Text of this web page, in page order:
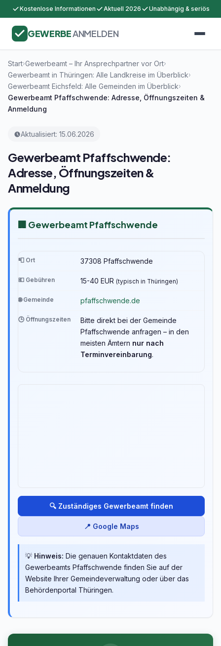
Kostenlose Informationen Aktuell 2026 Unabhängig & seriös
GEWERBEANMELDEN
Start›Gewerbeamt – Ihr Ansprechpartner vor Ort›
Gewerbeamt in Thüringen: Alle Landkreise im Überblick›
Gewerbeamt Eichsfeld: Alle Gemeinden im Überblick›
Gewerbeamt Pfaffschwende: Adresse, Öffnungszeiten &
Anmeldung
Aktualisiert: 15.06.2026
Gewerbeamt Pfaffschwende:
Adresse, Öffnungszeiten &
Anmeldung
🏢 Gewerbeamt Pfaffschwende
📮 Ort 37308 Pfaffschwende
💶 Gebühren 15-40 EUR (typisch in Thüringen)
🌐 Gemeinde pfaffschwende.de
🕒 Öffnungszeiten
Bitte direkt bei der Gemeinde
Pfaffschwende anfragen – in den
meisten Ämtern nur nach
Terminvereinbarung.
🔍 Zuständiges Gewerbeamt finden
📍 Google Maps
💡 Hinweis: Die genauen Kontaktdaten des
Gewerbeamts Pfaffschwende finden Sie auf der
Website Ihrer Gemeindeverwaltung oder über das
Behördenportal Thüringen.